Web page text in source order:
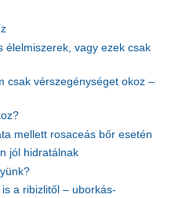
élelmiszerek, vagy ezek csak
csak vérszegénységet okoz –
mellett rosaceás bőr esetén
jól hidratálnak
a ribizlitől – uborkás-